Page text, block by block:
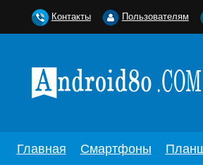
Главная Смартфоны
Контакты Пользователям